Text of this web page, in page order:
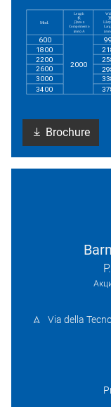
Brochure
Via della